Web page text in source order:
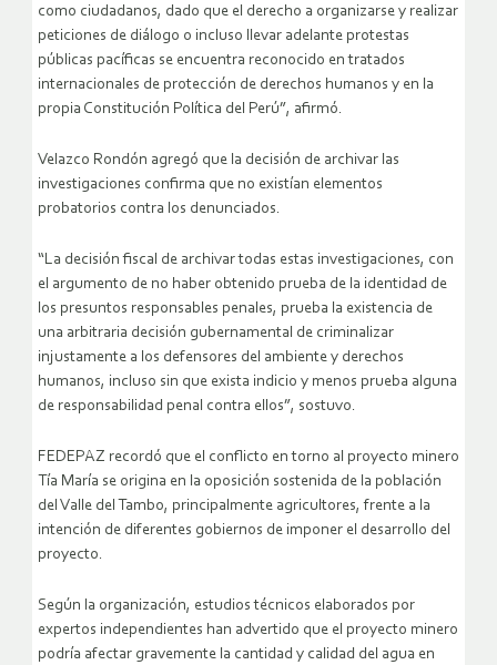
como ciudadanos, dado que el derecho a organizarse y realizar
peticiones de diálogo o incluso llevar adelante protestas
públicas pacíficas se encuentra reconocido en tratados
internacionales de protección de derechos humanos y en la
propia Constitución Política del Perú”, afirmó.
Velazco Rondón agregó que la decisión de archivar las
investigaciones confirma que no existían elementos
probatorios contra los denunciados.
“La decisión fiscal de archivar todas estas investigaciones, con
el argumento de no haber obtenido prueba de la identidad de
los presuntos responsables penales, prueba la existencia de
una arbitraria decisión gubernamental de criminalizar
injustamente a los defensores del ambiente y derechos
humanos, incluso sin que exista indicio y menos prueba alguna
de responsabilidad penal contra ellos”, sostuvo.
FEDEPAZ recordó que el conflicto en torno al proyecto minero
Tía María se origina en la oposición sostenida de la población
del Valle del Tambo, principalmente agricultores, frente a la
intención de diferentes gobiernos de imponer el desarrollo del
proyecto.
Según la organización, estudios técnicos elaborados por
expertos independientes han advertido que el proyecto minero
podría afectar gravemente la cantidad y calidad del agua en